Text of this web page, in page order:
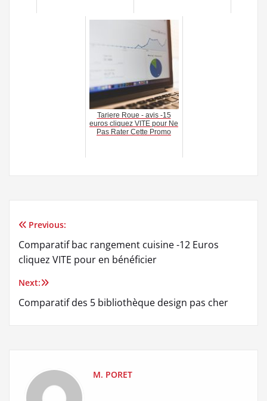
Tariere Roue - avis -15
euros cliquez VITE pour Ne
Pas Rater Cette Promo
Navigation
de
l’article
Previous:
Comparatif bac rangement cuisine -12 Euros
cliquez VITE pour en bénéficier
Next:
Comparatif des 5 bibliothèque design pas cher
M. PORET